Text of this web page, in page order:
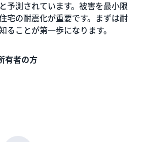
予測されています。被害を最小限
宅の耐震化が重要です。まずは耐
ることが第一歩になります。
有者の方